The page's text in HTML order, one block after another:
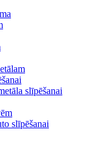
slīpēšanai
slīpēšanai